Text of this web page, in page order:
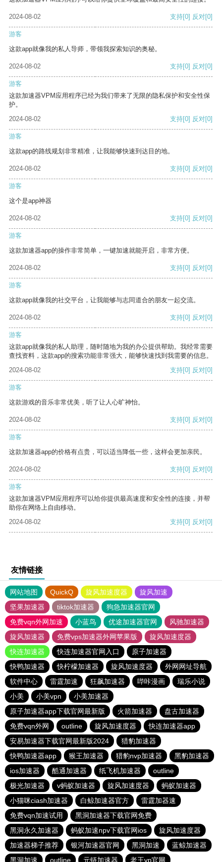
2024-08-02 支持[0] 反对[0]
游客
这款app就像我的私人导师，带领我探索知识的奥秘。
2024-08-02 支持[0] 反对[0]
游客
这款加速器VPM应用程序已经为我们带来了无限的隐私保护和安全性保
护。
2024-08-02
支持[0] 反对[0]
游客
这款app的路线规划非常精准，让我能够快速到达目的地。
2024-08-02 支持[0] 反对[0]
游客
这个是app神器
2024-08-02 支持[0] 反对[0]
游客
这款加速器app的操作非常简单，一键加速就能开启，非常方便。
2024-08-02 支持[0] 反对[0]
游客
这款app就像我的社交平台，让我能够与志同道合的朋友一起交流。
2024-08-02 支持[0] 反对[0]
游客
这款app就像我的私人助理，随时随地为我的办公提供帮助。我经常需要
查找资料，这款app的搜索功能非常强大，能够快速找到我需要的信息。
2024-08-02
支持[0] 反对[0]
游客
这款游戏的音乐非常优美，听了让人心旷神怡。
2024-08-02 支持[0] 反对[0]
游客
这款加速器app的价格有点贵，可以适当降低一些，这样会更加亲民。
2024-08-02 支持[0] 反对[0]
游客
这款加速器VPM应用程序可以给你提供最高速度和安全性的连接，并帮
助你在网络上自由移动。
2024-08-02
支持[0] 反对[0]
友情链接
网站地图 QuickQ 旋风加速度器
旋风加速
坚果加速器
tiktok加速器
狗急加速器官网
免费vqn外网加速
小蓝鸟 优途加速器官网
风驰加速器
旋风加速器
免费vps加速器外网苹果版
旋风加速度器
快连加速器
快连加速器官网入口
原子加速器
快鸭加速器
快柠檬加速器 旋风加速度器
外网网址导航
软件中心
雷霆加速 狂飙加速器 哔咔漫画
瑞乐小说
小美
小美vpn
小美加速器
原子加速器app下载官网最新版
火箭加速器
盘古加速器
免费vqn外网
outline 旋风加速度器
快连加速器app
安易加速器下载官网最新版2024
猎豹加速器
快鸭加速器app
猴王加速器 猎豹nvp加速器
黑豹加速器
ios加速器
酷通加速器 纸飞机加速器
outline
极光加速器
v蚂蚁加速器 旋风加速度器
蚂蚁加速器
小猫咪ciash加速器
白鲸加速器官方
雷霆加器速
免费vqn加速试用
黑洞加速器下载官网免费
黑洞永久加速器
蚂蚁加速npv下载官网ios
旋风加速度器
加速器梯子推荐
银河加速器官网 黑洞加速
蓝鲸加速器
黑洞加速
outline 元链加速器 老王vp官网